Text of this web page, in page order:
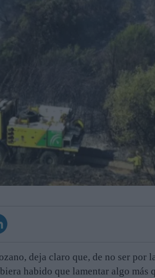
deja claro que, de no ser por
habido que lamentar algo más